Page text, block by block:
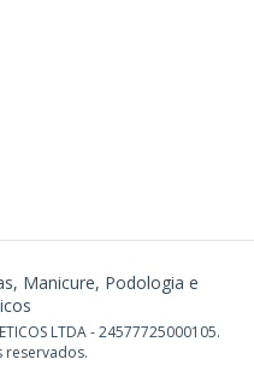
Manicure, Podologia e
LTDA - 24577725000105.